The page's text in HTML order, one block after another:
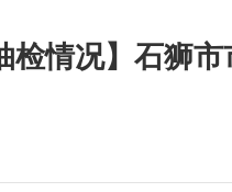
检情况】石狮